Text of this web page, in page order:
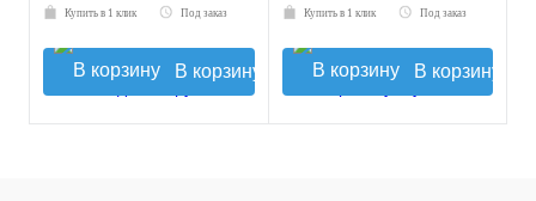
Купить в 1 клик Под заказ
В корзину
Купить в 1 клик Под заказ
В корзину